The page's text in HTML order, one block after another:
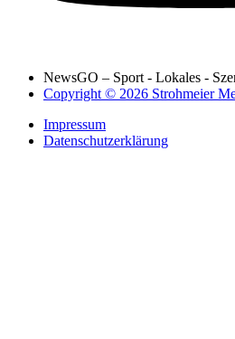
NewsGO – Sport - Lokales -
Copyright © 2026 Strohmeier
Impressum
Datenschutzerklärung